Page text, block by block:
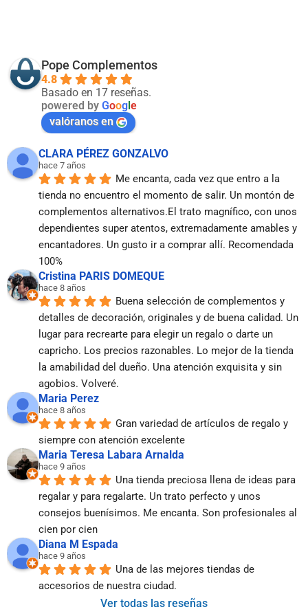
Pope Complementos
4.8
Basado en 17 reseñas.
powered by Google
valóranos en
CLARA PÉREZ GONZALVO
hace 7 años
Me encanta, cada vez que entro a la
tienda no encuentro el momento de salir. Un montón de
complementos alternativos.El trato magnífico, con unos
dependientes super atentos, extremadamente amables y
encantadores. Un gusto ir a comprar allí. Recomendada
100%
Cristina PARIS DOMEQUE
hace 8 años
Buena selección de complementos y
detalles de decoración, originales y de buena calidad. Un
lugar para recrearte para elegir un regalo o darte un
capricho. Los precios razonables. Lo mejor de la tienda
la amabilidad del dueño. Una atención exquisita y sin
agobios. Volveré.
Maria Perez
hace 8 años
Gran variedad de artículos de regalo y
siempre con atención excelente
Maria Teresa Labara Arnalda
hace 9 años
Una tienda preciosa llena de ideas para
regalar y para regalarte. Un trato perfecto y unos
consejos buenísimos. Me encanta. Son profesionales al
cien por cien
Diana M Espada
hace 9 años
Una de las mejores tiendas de
accesorios de nuestra ciudad.
Ver todas las reseñas